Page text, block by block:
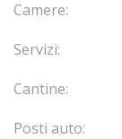
terrazze sullo
esitate a
Camere:
Servizi:
Cantine:
Posti auto: